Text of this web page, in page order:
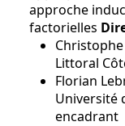
approche
factorielles
Littoral
Florian
Université
encadrant